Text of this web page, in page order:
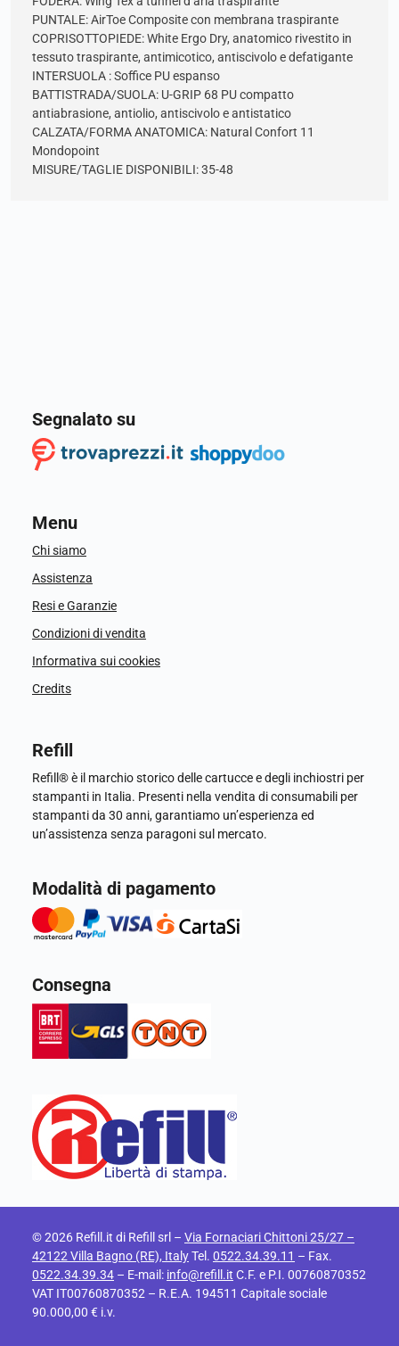
PUNTALE: AirToe Composite con membrana traspirante
COPRISOTTOPIEDE: White Ergo Dry, anatomico rivestito in
tessuto traspirante, antimicotico, antiscivolo e defatigante
INTERSUOLA : Soffice PU espanso
BATTISTRADA/SUOLA: U-GRIP 68 PU compatto
antiabrasione, antiolio, antiscivolo e antistatico
CALZATA/FORMA ANATOMICA: Natural Confort 11
Mondopoint
MISURE/TAGLIE DISPONIBILI: 35-48
Segnalato su
Menu
Chi siamo
Assistenza
Resi e Garanzie
Condizioni di vendita
Informativa sui cookies
Credits
Refill
Refill® è il marchio storico delle cartucce e degli inchiostri per
stampanti in Italia. Presenti nella vendita di consumabili per
stampanti da 30 anni, garantiamo un’esperienza ed
un’assistenza senza paragoni sul mercato.
Modalità di pagamento
Consegna
© 2026 Refill.it di Refill srl – Via Fornaciari Chittoni 25/27 –
42122 Villa Bagno (RE), ItalyTel. 0522.34.39.11 – Fax.
0522.34.39.34 – E-mail: info@refill.it C.F. e P.I. 00760870352
VAT IT00760870352 – R.E.A. 194511 Capitale sociale
90.000,00 € i.v.